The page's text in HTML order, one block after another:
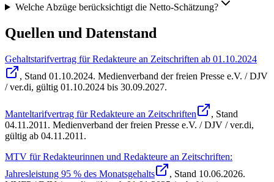
Welche Abzüge berücksichtigt die Netto-Schätzung?
Quellen und Datenstand
Gehaltstarifvertrag für Redakteure an Zeitschriften ab 01.10.2024
, Stand 01.10.2024. Medienverband der freien Presse e.V. / DJV
/ ver.di, gültig 01.10.2024 bis 30.09.2027.
Manteltarifvertrag für Redakteure an Zeitschriften
, Stand
04.11.2011 . Medienverband der freien Presse e.V. / DJV / ver.di,
gültig ab 04.11.2011 .
MTV für Redakteurinnen und Redakteure an Zeitschriften:
Jahresleistung 95 % des Monatsgehalts
, Stand 10.06.2026.